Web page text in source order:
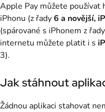
Apple Pay můžete používat
iPhonu (z řady6 a novější,
(spárované s iPhonem z
internetu můžete platit i s
3).
Jak stáhnout
Žádnou aplikaci stahovat